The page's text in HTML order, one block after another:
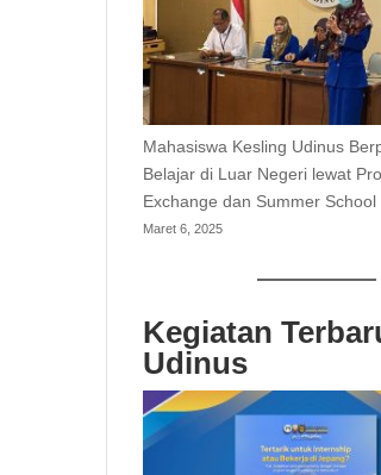
Mahasiswa Kesling Udinus
Belajar di Luar Negeri lewat
Exchange dan Summer School
Maret 6, 2025
Kegiatan
Udinus